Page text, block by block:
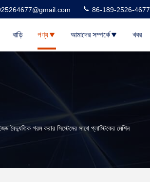
86-189-2526-4677
বাড়ি পণ্য আমাদের সম্পর্কে খবর
বৈদ্যুতিক গরম করার সিস্টেমের সাথে প্লাস্টিকের মেশিন